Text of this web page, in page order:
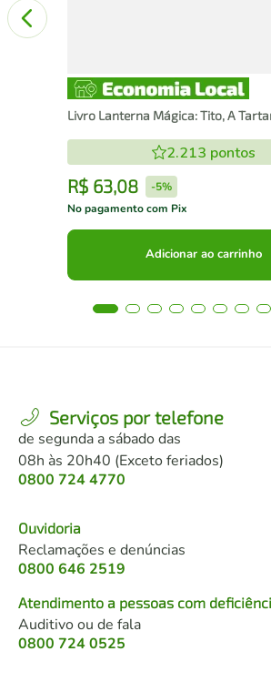
Livro Lanterna Mágica: Tito, A
2.213 pontos
R$ 63,08 -5%
No pagamento com Pix
Adicionar ao carrinho
Serviços por telefone
de segunda a sábado das
08h às 20h40 (Exceto feriados)
0800 724 4770
Ouvidoria
Reclamações e denúncias
0800 646 2519
Atendimento a pessoas com
Auditivo ou de fala
0800 724 0525